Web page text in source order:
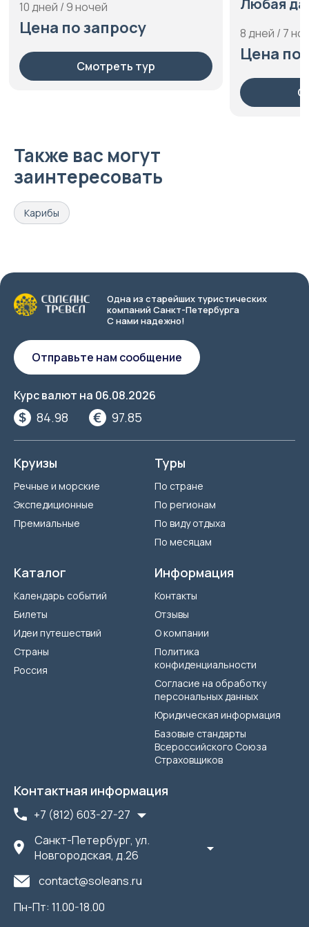
8 дней / 7 ночей
Цена по запросу
8
Также вас могут
заинтересовать
Карибы
Одна из старейших туристических
компаний Санкт-Петербурга
С нами надежно!
Курс валют на 06.08.2026
84.98 97.85
Отправьте нам сообщение
Круизы
Речные и морские
Экспедиционные
Премиальные
Туры
По стране
По регионам
По виду отдыха
По месяцам
Каталог
Календарь событий
Билеты
Идеи путешествий
Страны
Россия
Информация
Контакты
Отзывы
О компании
Политика
конфиденциальности
Согласие на обработку
персональных данных
Юридическая информация
Базовые стандарты
Всероссийского Союза
Страховщиков
Контактная информация
+7 (812) 603-27-27
Санкт-Петербург, ул.
Новгородская, д.26
contact@soleans.ru
Пн-Пт: 11.00-18.00